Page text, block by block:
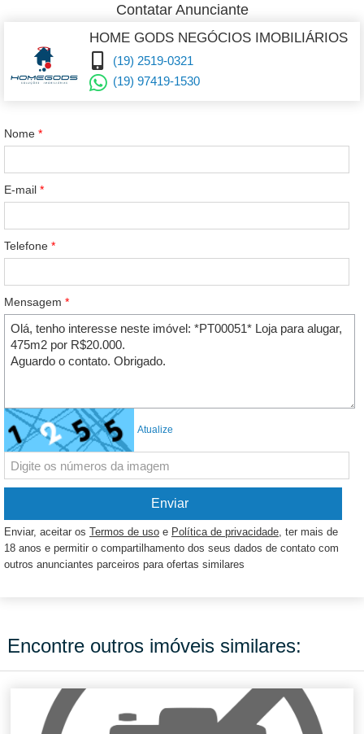
Contatar Anunciante
HOME GODS NEGÓCIOS IMOBILIÁRIOS
(19) 2519-0321
(19) 97419-1530
Nome *
E-mail *
Telefone *
Mensagem *
Atualize
Enviar, aceitar os Termos de uso e Política de privacidade, ter mais de
18 anos e permitir o compartilhamento dos seus dados de contato com
outros anunciantes parceiros para ofertas similares
Encontre outros imóveis similares: